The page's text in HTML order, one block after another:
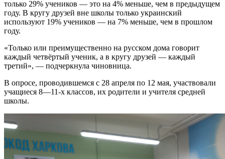
только 29% учеников — это на 4% меньше, чем в предыдущем
году. В кругу друзей вне школы только украинский
используют 19% учеников — на 7% меньше, чем в прошлом
году.
«Только или преимущественно на русском дома говорит
каждый четвёртый ученик, а в кругу друзей — каждый
третий», — подчеркнула чиновница.
В опросе, проводившемся с 28 апреля по 12 мая, участвовали
учащиеся 8—11-х классов, их родители и учителя средней
школы.